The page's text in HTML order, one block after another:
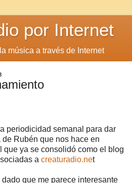
por Internet
música a través de Internet
periodicidad semanal para dar
Rubén que nos hace en
que ya se consolidó como el blog
a creaturadio.net
que me parece interesante